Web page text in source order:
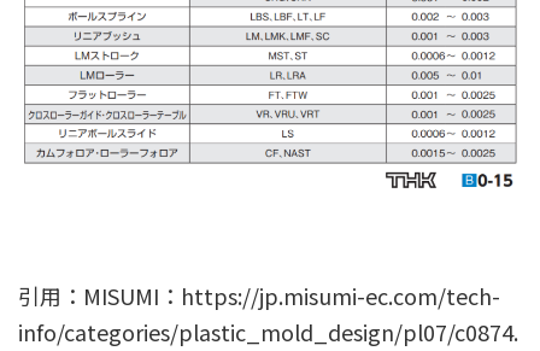
引用：MISUMI：https://jp.misumi-ec.com/tech-
info/categories/plastic_mold_design/pl07/c0874.